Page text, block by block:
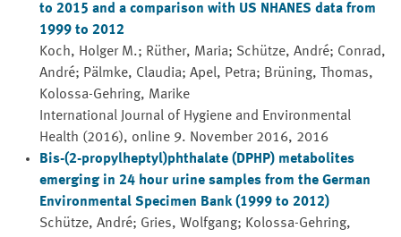
to 2015 and a comparison with US NHANES data from
1999 to 2012
Koch, Holger M.; Rüther, Maria; Schütze, André; Conrad,
André; Pälmke, Claudia; Apel, Petra; Brüning, Thomas,
Kolossa-Gehring, Marike
International Journal of Hygiene and Environmental
Health (2016), online 9. November 2016, 2016
Bis-(2-propylheptyl)phthalate (DPHP) metabolites
emerging in 24 hour urine samples from the German
Environmental Specimen Bank (1999 to 2012)
Schütze, André; Gries, Wolfgang; Kolossa-Gehring,